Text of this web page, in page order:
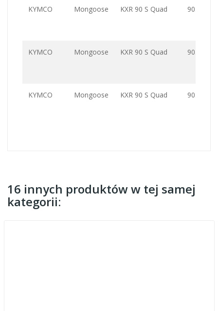
KYMCO Mongoose KXR 90 S Quad 90.0
KYMCO Mongoose KXR 90 S Quad 90.0
KYMCO Mongoose KXR 90 S Quad 90.0
16 innych produktów w tej samej
kategorii: